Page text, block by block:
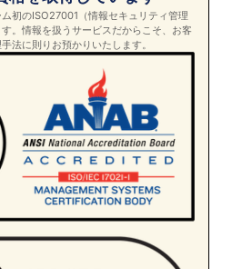
初のISO27001（情報セキュリティ管理
。情報を扱うサービスだからこそ、お客
法に則りお預かりいたします。